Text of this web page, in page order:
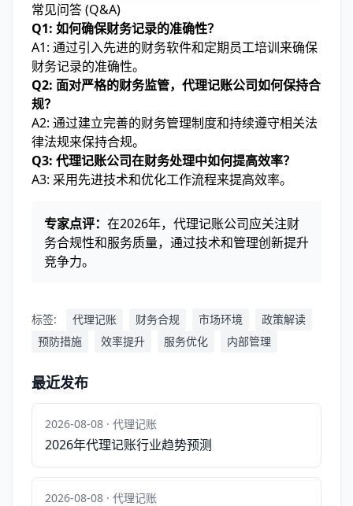
常见问答 (Q&A)
Q1: 如何确保财务记录的准确性？
A1: 通过引入先进的财务软件和定期员工培训来确保
财务记录的准确性。
Q2: 面对严格的财务监管，代理记账公司如何保持合
规？
A2: 通过建立完善的财务管理制度和持续遵守相关法
律法规来保持合规。
Q3: 代理记账公司在财务处理中如何提高效率？
A3: 采用先进技术和优化工作流程来提高效率。
专家点评： 在2026年，代理记账公司应关注财
务合规性和服务质量，通过技术和管理创新提升
竞争力。
标签: 代理记账 财务合规 市场环境
政策解读
预防措施
效率提升 服务优化 内部管理
最近发布
2026-08-08 · 代理记账
2026年代理记账行业趋势预测
2026-08-08 · 代理记账